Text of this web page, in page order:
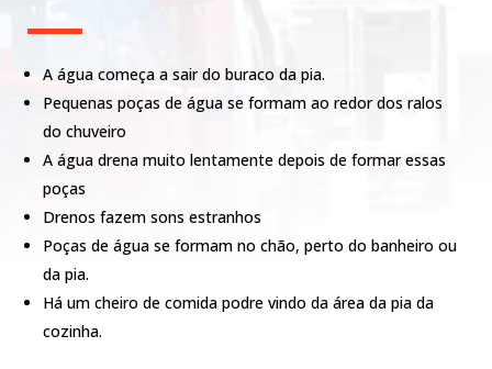
A água começa a sair do buraco da pia.
Pequenas poças de água se formam ao redor dos ralos
do chuveiro
A água drena muito lentamente depois de formar essas
poças
Drenos fazem sons estranhos
Poças de água se formam no chão, perto do banheiro ou
da pia.
Há um cheiro de comida podre vindo da área da pia da
cozinha.